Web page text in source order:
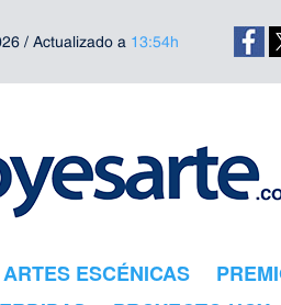
/ Actualizado a 13:54h
ARTES ESCÉNICAS
X